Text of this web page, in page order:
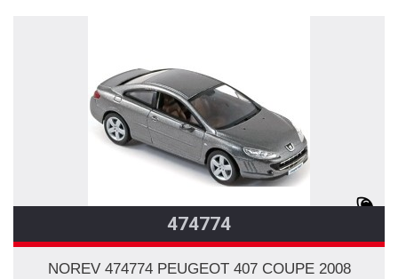
474774
NOREV 474774 PEUGEOT 407 COUPE 2008